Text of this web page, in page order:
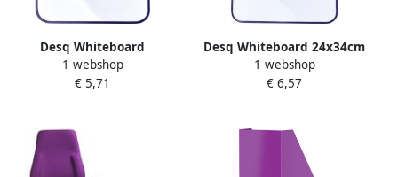
Desq Whiteboard
21.5x28cm + marker paars
profiel
1 webshop
€ 5,71
Desq Whiteboard 24x34cm
+ marker paars profiel
1 webshop
€ 6,57